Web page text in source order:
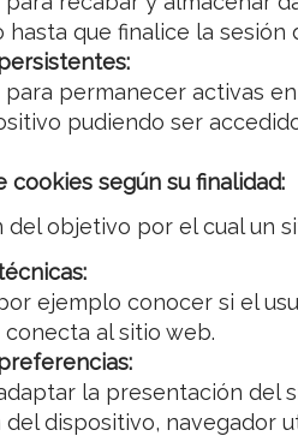
hasta que finalice la sesión
para permanecer activas
pudiendo ser
cookies según su finalidad:
del objetivo por el cual un
ejemplo conocer si el
conecta al sitio web.
la presentación del
del dispositivo, navegador